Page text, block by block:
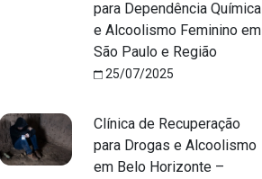
para Dependência Química
e Alcoolismo Feminino em
São Paulo e Região
25/07/2025
Clínica de Recuperação
para Drogas e Alcoolismo
em Belo Horizonte –